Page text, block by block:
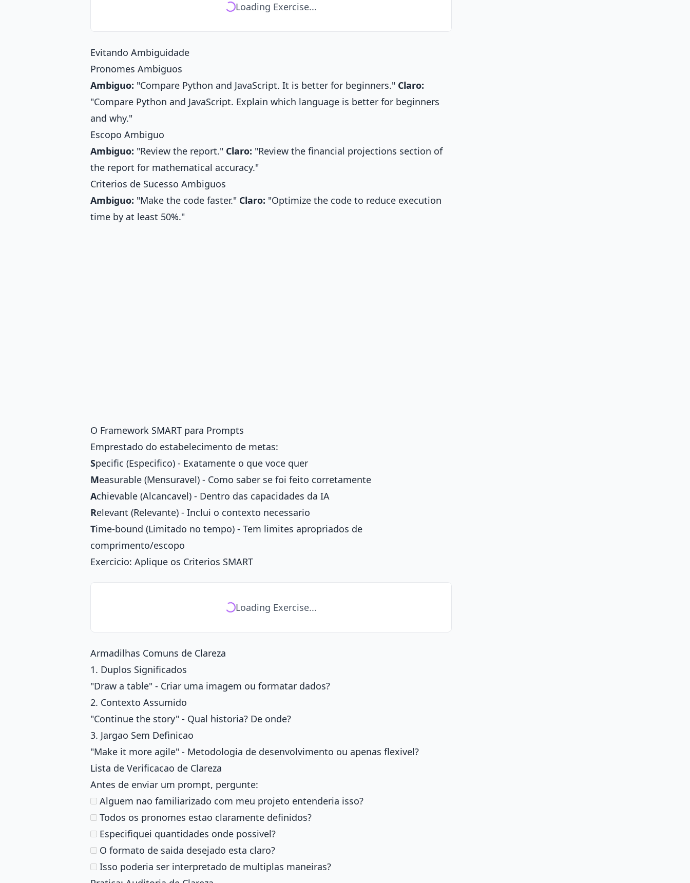
Loading Exercise...
Evitando Ambiguidade
Pronomes Ambiguos
Ambiguo: "Compare Python and JavaScript. It is better for beginners." Claro:
"Compare Python and JavaScript. Explain which language is better for beginners
and why."
Escopo Ambiguo
Ambiguo: "Review the report." Claro: "Review the financial projections section of
the report for mathematical accuracy."
Criterios de Sucesso Ambiguos
Ambiguo: "Make the code faster." Claro: "Optimize the code to reduce execution
time by at least 50%."
O Framework SMART para Prompts
Emprestado do estabelecimento de metas:
Specific (Especifico) - Exatamente o que voce quer
Measurable (Mensuravel) - Como saber se foi feito corretamente
Achievable (Alcancavel) - Dentro das capacidades da IA
Relevant (Relevante) - Inclui o contexto necessario
Time-bound (Limitado no tempo) - Tem limites apropriados de
comprimento/escopo
Exercicio: Aplique os Criterios SMART
Loading Exercise...
Armadilhas Comuns de Clareza
1. Duplos Significados
"Draw a table" - Criar uma imagem ou formatar dados?
2. Contexto Assumido
"Continue the story" - Qual historia? De onde?
3. Jargao Sem Definicao
"Make it more agile" - Metodologia de desenvolvimento ou apenas flexivel?
Lista de Verificacao de Clareza
Antes de enviar um prompt, pergunte:
Alguem nao familiarizado com meu projeto entenderia isso?
Todos os pronomes estao claramente definidos?
Especifiquei quantidades onde possivel?
O formato de saida desejado esta claro?
Isso poderia ser interpretado de multiplas maneiras?